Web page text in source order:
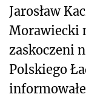
Jarosław
Morawiecki
zaskoczeni
Polskiego